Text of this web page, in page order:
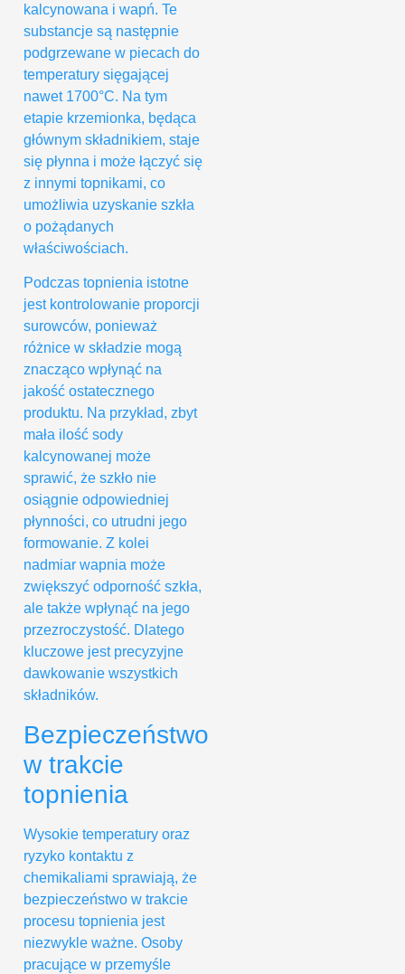
kalcynowana i wapń. Te
substancje są następnie
podgrzewane w piecach do
temperatury sięgającej
nawet 1700°C. Na tym
etapie krzemionka, będąca
głównym składnikiem, staje
się płynna i może łączyć się
z innymi topnikami, co
umożliwia uzyskanie szkła
o pożądanych
właściwościach.
Podczas topnienia istotne
jest kontrolowanie proporcji
surowców, ponieważ
różnice w składzie mogą
znacząco wpłynąć na
jakość ostatecznego
produktu. Na przykład, zbyt
mała ilość sody
kalcynowanej może
sprawić, że szkło nie
osiągnie odpowiedniej
płynności, co utrudni jego
formowanie. Z kolei
nadmiar wapnia może
zwiększyć odporność szkła,
ale także wpłynąć na jego
przezroczystość. Dlatego
kluczowe jest precyzyjne
dawkowanie wszystkich
składników.
Bezpieczeństwo
w trakcie
topnienia
Wysokie temperatury oraz
ryzyko kontaktu z
chemikaliami sprawiają, że
bezpieczeństwo w trakcie
procesu topnienia jest
niezwykle ważne. Osoby
pracujące w przemyśle